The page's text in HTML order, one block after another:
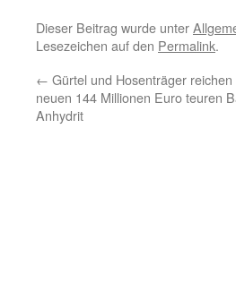
Dieser Beitrag wurde unter
Lesezeichen auf den Permalink.
← Gürtel und Hosenträger
neuen 144 Millionen Euro teuren
Anhydrit